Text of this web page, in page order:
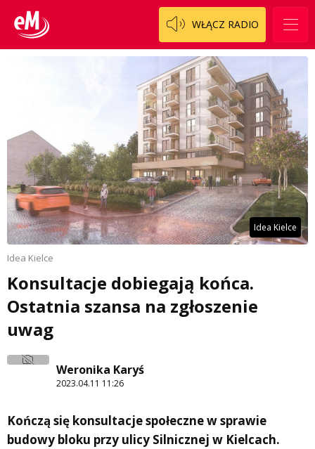
WŁĄCZ RADIO
Idea Kielce
Idea Kielce
Konsultacje dobiegają końca.
Ostatnia szansa na zgłoszenie
uwag
Weronika Karyś
2023.04.11 11:26
Kończą się konsultacje społeczne w sprawie
budowy bloku przy ulicy Silnicznej w Kielcach.